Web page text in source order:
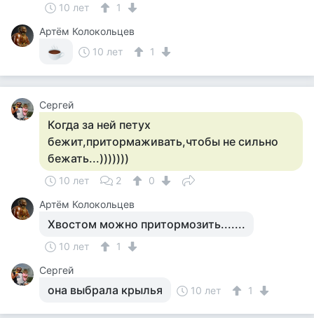
10 лет
1
Артём Колокольцев
10 лет
1
Сергей
Когда за ней петух
бежит,притормаживать,чтобы не сильно
бежать...)))))))
10 лет 2
0
Артём Колокольцев
Хвостом можно притормозить.......
10 лет
1
Сергей
она выбрала крылья 10 лет 1